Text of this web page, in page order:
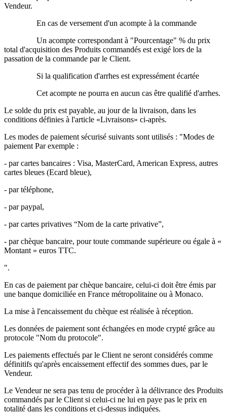
Vendeur.
En cas de versement d'un acompte à la commande
Un acompte correspondant à "Pourcentage" % du prix
total d'acquisition des Produits commandés est exigé lors de la
passation de la commande par le Client.
Si la qualification d'arrhes est expressément écartée
Cet acompte ne pourra en aucun cas être qualifié d'arrhes.
Le solde du prix est payable, au jour de la livraison, dans les
conditions définies à l'article «Livraisons» ci-après.
Les modes de paiement sécurisé suivants sont utilisés : "Modes de
paiement Par exemple :
- par cartes bancaires : Visa, MasterCard, American Express, autres
cartes bleues (Ecard bleue),
- par téléphone,
- par paypal,
- par cartes privatives “Nom de la carte privative”,
- par chèque bancaire, pour toute commande supérieure ou égale à «
Montant » euros TTC.
".
En cas de paiement par chèque bancaire, celui-ci doit être émis par
une banque domiciliée en France métropolitaine ou à Monaco.
La mise à l'encaissement du chèque est réalisée à réception.
Les données de paiement sont échangées en mode crypté grâce au
protocole "Nom du protocole".
Les paiements effectués par le Client ne seront considérés comme
définitifs qu'après encaissement effectif des sommes dues, par le
Vendeur.
Le Vendeur ne sera pas tenu de procéder à la délivrance des Produits
commandés par le Client si celui-ci ne lui en paye pas le prix en
totalité dans les conditions et ci-dessus indiquées.